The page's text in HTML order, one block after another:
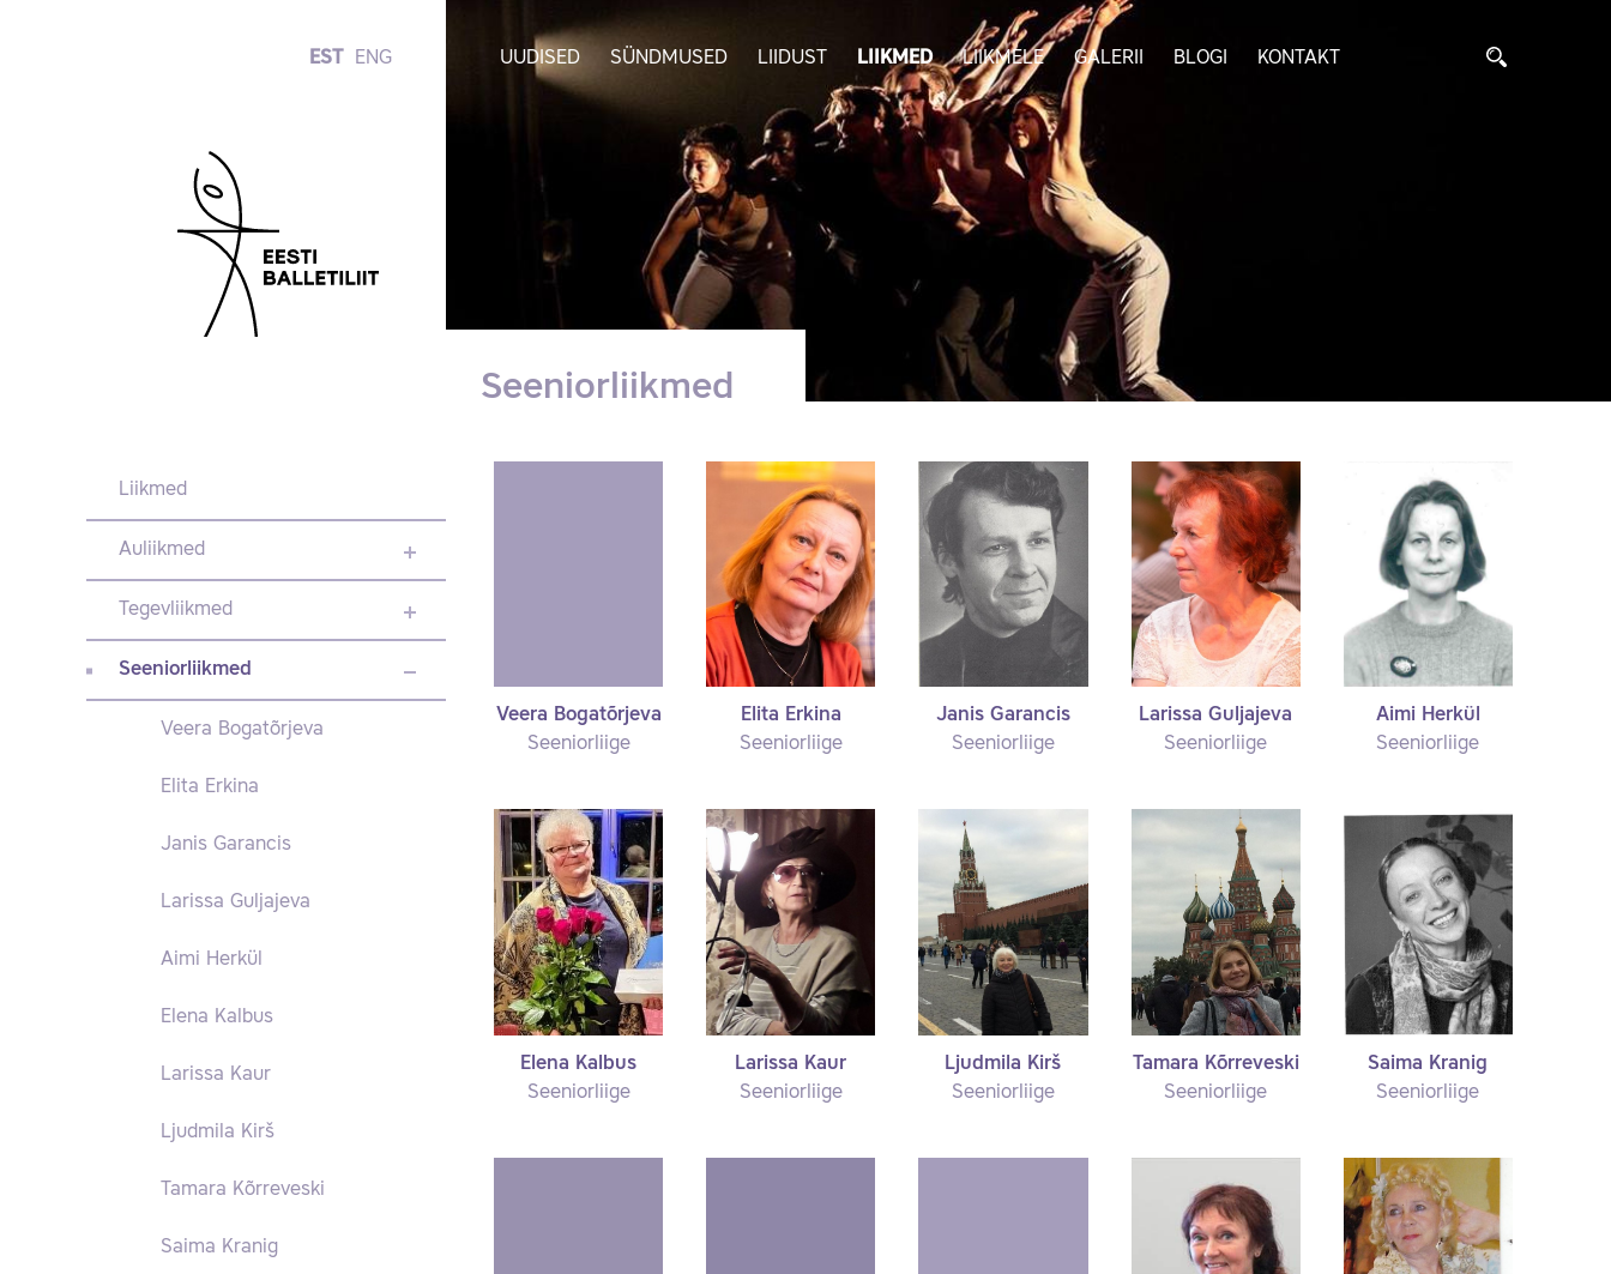
EST ENG UUDISED SÜNDMUSED LIIDUST LIIKMED LIIKMELE GALERII BLOGI KONTAKT
Seeniorliikmed
Liikmed
Auliikmed
Tegevliikmed
Seeniorliikmed
Veera Bogatõrjeva
Elita Erkina
Janis Garancis
Larissa Guljajeva
Aimi Herkül
Elena Kalbus
Larissa Kaur
Ljudmila Kirš
Tamara Kõrreveski
Saima Kranig
Veera Bogatõrjeva
Seeniorliige
Elita Erkina
Seeniorliige
Janis Garancis
Seeniorliige
Larissa Guljajeva
Seeniorliige
Aimi Herkül
Seeniorliige
Elena Kalbus
Seeniorliige
Larissa Kaur
Seeniorliige
Ljudmila Kirš
Seeniorliige
Tamara Kõrreveski
Seeniorliige
Saima Kranig
Seeniorliige